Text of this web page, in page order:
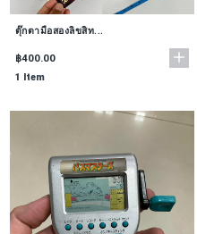
ตุ๊กตามือสองลิขสิท...
฿400.00
1 Item